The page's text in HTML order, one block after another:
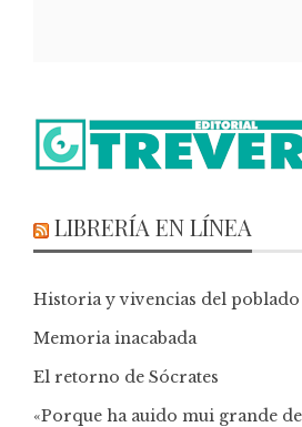
LIBRERÍA EN LÍNEA
Historia y vivencias del
Memoria inacabada
El retorno de Sócrates
«Porque ha auido mui grande